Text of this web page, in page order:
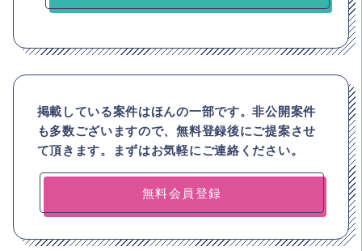
掲載している案件はほんの一部です。非公開案件
も多数ございますので、無料登録後にご提案させ
て頂きます。まずはお気軽にご連絡ください。
無料会員登録